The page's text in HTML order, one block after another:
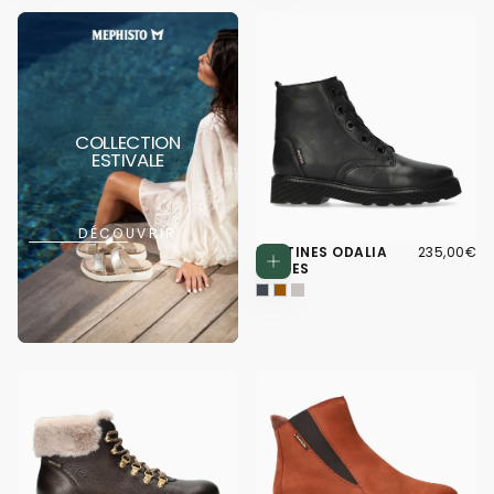
COLLECTION
ESTIVALE
DÉCOUVRIR
Choisissez
BOTTINES ODALIA
NOIRES
235,00€
PRIX
235,00€